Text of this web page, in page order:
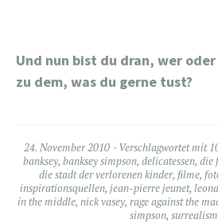
Und nun bist du dran, wer
zu dem, was du gerne tust?
24. November 2010 Verschlagwortet mit
banksey, banksey simpson, delicatessen, die
die stadt der verlorenen kinder, filme,
inspirationsquellen, jean-pierre jeunet,
in the middle, nick vasey, rage against the
simpson,